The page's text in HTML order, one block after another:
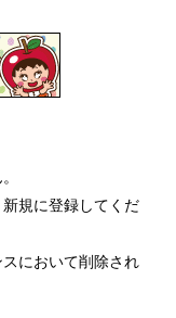
規に登録してくだ
において削除され